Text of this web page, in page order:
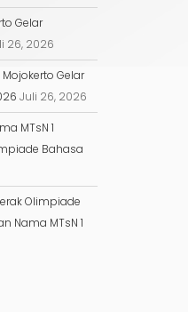
Gelar
26, 2026
Gelar
Juli 26, 2026
MTsN 1
Bahasa
Olimpiade
Nama MTsN 1